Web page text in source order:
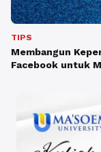
TIPS
Membangun
Facebook untuk